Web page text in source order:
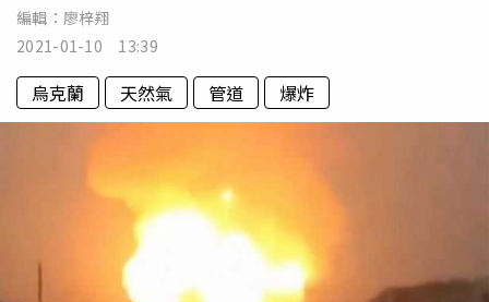
編輯： 廖梓翔
2021-01-10 13:39
烏克蘭 天然氣 管道 爆炸